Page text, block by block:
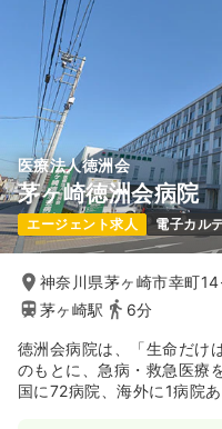
医療法人徳洲会
茅ヶ崎徳洲会病院
エージェント求人 電子カル
神奈川県茅ヶ崎市幸町
茅ヶ崎駅
6分
徳洲会病院は、「生命だけ
のもとに、急病・救急医療
国に72病院、海外に1病院